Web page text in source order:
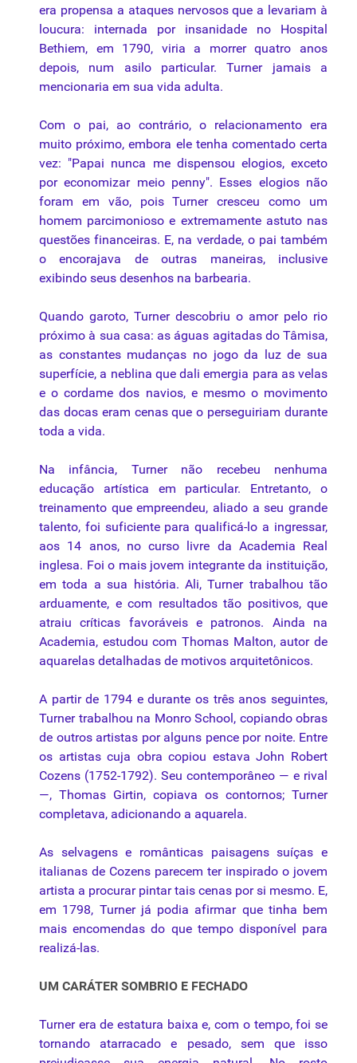
era propensa a ataques nervosos que a levariam à
loucura: internada por insanidade no Hospital
Bethiem, em 1790, viria a morrer quatro anos
depois, num asilo particular. Turner jamais a
mencionaria em sua vida adulta.
Com o pai, ao contrário, o relacionamento era
muito próximo, embora ele tenha comentado certa
vez: "Papai nunca me dispensou elogios, exceto
por economizar meio penny". Esses elogios não
foram em vão, pois Turner cresceu como um
homem parcimonioso e extremamente astuto nas
questões financeiras. E, na verdade, o pai também
o encorajava de outras maneiras, inclusive
exibindo seus desenhos na barbearia.
Quando garoto, Turner descobriu o amor pelo rio
próximo à sua casa: as águas agitadas do Tâmisa,
as constantes mudanças no jogo da luz de sua
superfície, a neblina que dali emergia para as velas
e o cordame dos navios, e mesmo o movimento
das docas eram cenas que o perseguiriam durante
toda a vida.
Na infância, Turner não recebeu nenhuma
educação artística em particular. Entretanto, o
treinamento que empreendeu, aliado a seu grande
talento, foi suficiente para qualificá-lo a ingressar,
aos 14 anos, no curso livre da Academia Real
inglesa. Foi o mais jovem integrante da instituição,
em toda a sua história. Ali, Turner trabalhou tão
arduamente, e com resultados tão positivos, que
atraiu críticas favoráveis e patronos. Ainda na
Academia, estudou com Thomas Malton, autor de
aquarelas detalhadas de motivos arquitetônicos.
A partir de 1794 e durante os três anos seguintes,
Turner trabalhou na Monro School, copiando obras
de outros artistas por alguns pence por noite. Entre
os artistas cuja obra copiou estava John Robert
Cozens (1752-1792). Seu contemporâneo — e rival
—, Thomas Girtin, copiava os contornos; Turner
completava, adicionando a aquarela.
As selvagens e românticas paisagens suíças e
italianas de Cozens parecem ter inspirado o jovem
artista a procurar pintar tais cenas por si mesmo. E,
em 1798, Turner já podia afirmar que tinha bem
mais encomendas do que tempo disponível para
realizá-las.
UM CARÁTER SOMBRIO E FECHADO
Turner era de estatura baixa e, com o tempo, foi se
tornando atarracado e pesado, sem que isso